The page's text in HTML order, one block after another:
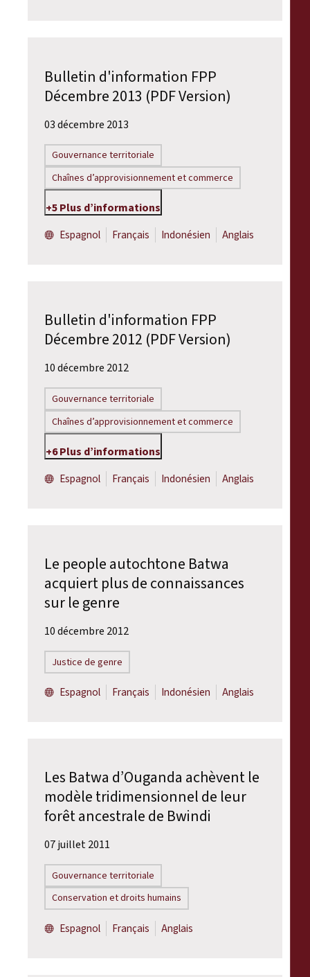
Bulletin d'information FPP
Décembre 2013 (PDF Version)
03 décembre 2013
Gouvernance territoriale
Chaînes d’approvisionnement et commerce
+5 Plus d’informations
Espagnol
Français Indonésien Anglais
Bulletin d'information FPP
Décembre 2012 (PDF Version)
10 décembre 2012
Gouvernance territoriale
Chaînes d’approvisionnement et commerce
+6 Plus d’informations
Espagnol
Français Indonésien Anglais
Le people autochtone Batwa
acquiert plus de connaissances
sur le genre
10 décembre 2012
Justice de genre
Espagnol Français Indonésien Anglais
Les Batwa d’Ouganda achèvent le
modèle tridimensionnel de leur
forêt ancestrale de Bwindi
07 juillet 2011
Gouvernance territoriale
Conservation et droits humains
Espagnol Français Anglais